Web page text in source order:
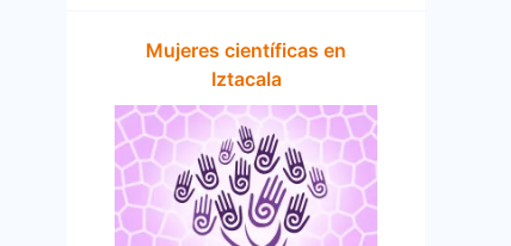
Mujeres científicas en
Iztacala